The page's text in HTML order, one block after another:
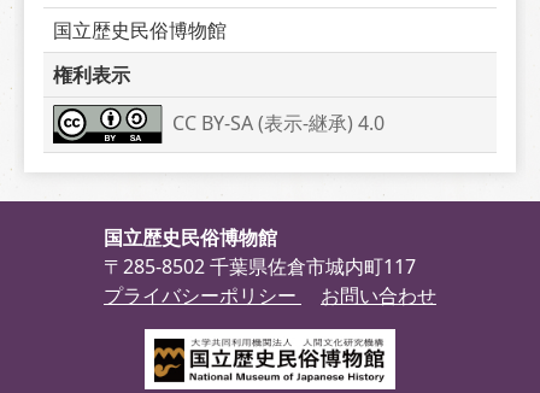
国立歴史民俗博物館
権利表示
CC BY-SA (表示-継承) 4.0
国立歴史民俗博物館
〒285-8502 千葉県佐倉市城内町117
プライバシーポリシー
お問い合わせ